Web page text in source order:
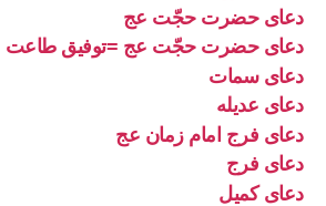
دعای حضرت حجّت عج
دعای حضرت حجّت عج =توفیق طاعت
دعای سمات
دعای عدیله
دعای فرج امام زمان عج
دعای فرج
دعای کمیل